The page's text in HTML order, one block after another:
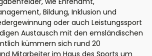
Bildung, Inklusion und
oder auch Leistungssport
Austausch mit den emsländischen
kümmern sich rund 20
Mitarbeiter im Haus des Sports um